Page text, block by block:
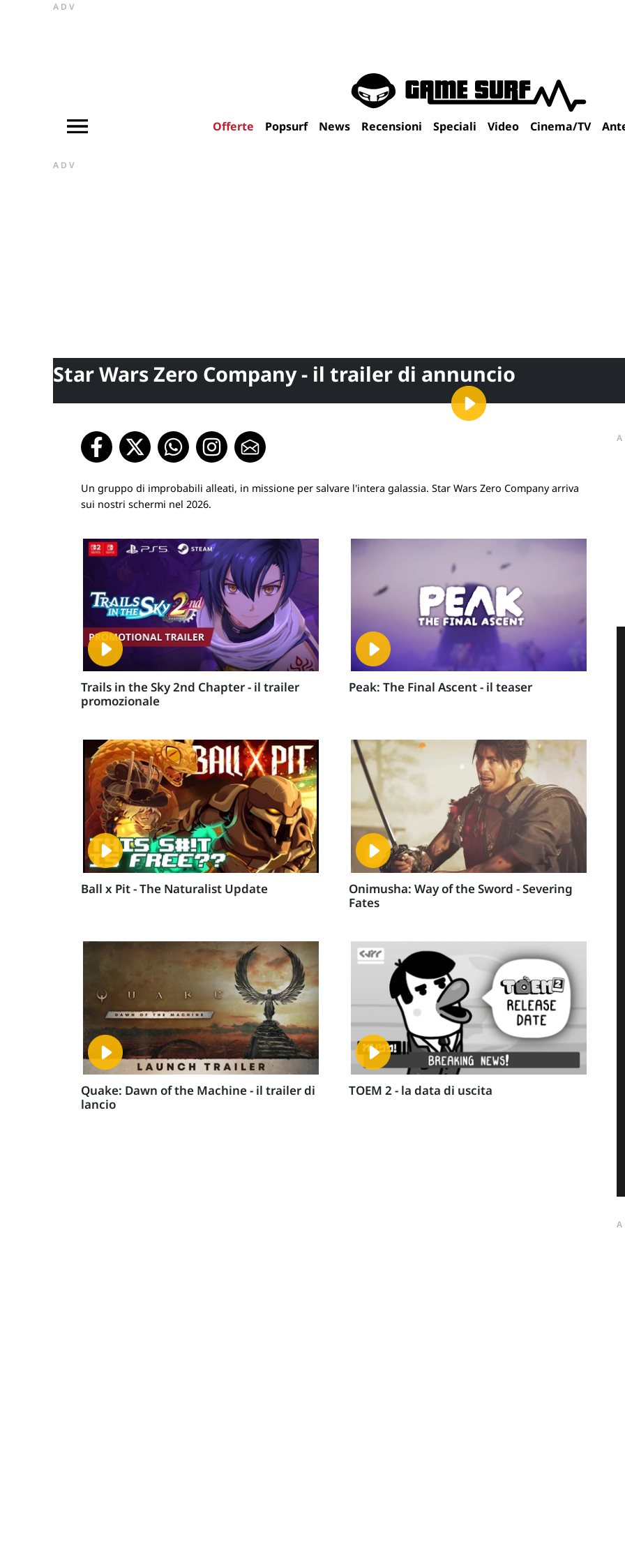
ADV
Offerte Popsurf News Recensioni Speciali Video Cinema/TV
ADV
Star Wars Zero Company - il trailer di annuncio
Un gruppo di improbabili alleati, in missione per salvare l'intera galassia. Star Wars Zero Company arriva
sui nostri schermi nel 2026.
Trails in the Sky 2nd Chapter - il trailer
promozionale
Peak: The Final Ascent - il teaser
Ball x Pit - The Naturalist Update
Onimusha: Way of the Sword - Severing
Fates
Quake: Dawn of the Machine - il trailer di
lancio
TOEM 2 - la data di uscita